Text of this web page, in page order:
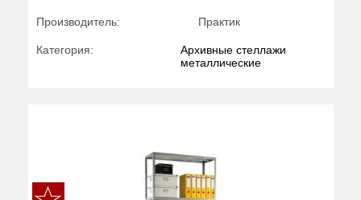
Производитель: Практик
Категория:
Архивные стеллажи
металлические